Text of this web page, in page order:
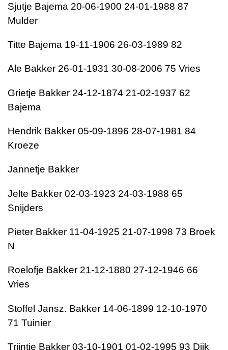
Sjutje Bajema 20-06-1900 24-01-1988 87
Mulder
Titte Bajema 19-11-1906 26-03-1989 82
Ale Bakker 26-01-1931 30-08-2006 75 Vries
Grietje Bakker 24-12-1874 21-02-1937 62
Bajema
Hendrik Bakker 05-09-1896 28-07-1981 84
Kroeze
Jannetje Bakker
Jelte Bakker 02-03-1923 24-03-1988 65
Snijders
Pieter Bakker 11-04-1925 21-07-1998 73 Broek
N
Roelofje Bakker 21-12-1880 27-12-1946 66
Vries
Stoffel Jansz. Bakker 14-06-1899 12-10-1970
71 Tuinier
Trijntje Bakker 03-10-1901 01-02-1995 93 Dijk